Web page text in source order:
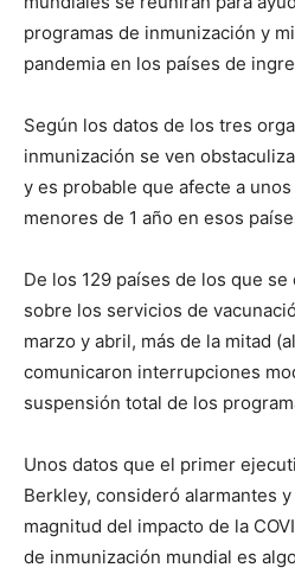
programas de inmunización y
pandemia en los países de
Según los datos de los tres
inmunización se ven
y es probable que afecte a
menores de 1 año en esos
De los 129 países de los que
sobre los servicios de
marzo y abril, más de la mitad
comunicaron interrupciones
suspensión total de los
Unos datos que el primer
Berkley, consideró alarmantes
magnitud del impacto de la
de inmunización mundial es